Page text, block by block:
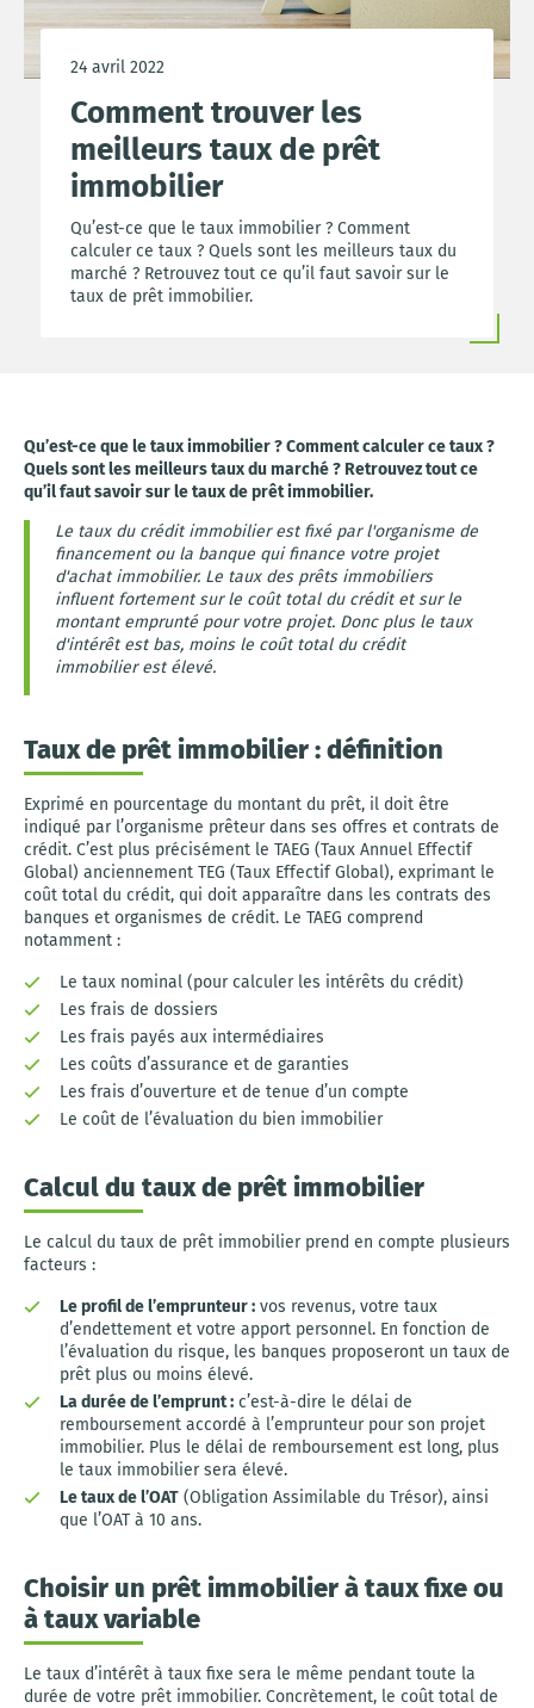
24 avril 2022
Comment trouver les
meilleurs taux de prêt
immobilier
Qu’est-ce que le taux immobilier ? Comment
calculer ce taux ? Quels sont les meilleurs taux du
marché ? Retrouvez tout ce qu’il faut savoir sur le
taux de prêt immobilier.
Qu’est-ce que le taux immobilier ? Comment calculer ce taux ?
Quels sont les meilleurs taux du marché ? Retrouvez tout ce
qu’il faut savoir sur le taux de prêt immobilier.
Le taux du crédit immobilier est fixé par l'organisme de
financement ou la banque qui finance votre projet
d'achat immobilier. Le taux des prêts immobiliers
influent fortement sur le coût total du crédit et sur le
montant emprunté pour votre projet. Donc plus le taux
d'intérêt est bas, moins le coût total du crédit
immobilier est élevé.
Taux de prêt immobilier : définition
Exprimé en pourcentage du montant du prêt, il doit être
indiqué par l’organisme prêteur dans ses offres et contrats de
crédit. C’est plus précisément le TAEG (Taux Annuel Effectif
Global) anciennement TEG (Taux Effectif Global), exprimant le
coût total du crédit, qui doit apparaître dans les contrats des
banques et organismes de crédit. Le TAEG comprend
notamment :
Le taux nominal (pour calculer les intérêts du crédit)
Les frais de dossiers
Les frais payés aux intermédiaires
Les coûts d’assurance et de garanties
Les frais d’ouverture et de tenue d’un compte
Le coût de l’évaluation du bien immobilier
Calcul du taux de prêt immobilier
Le calcul du taux de prêt immobilier prend en compte plusieurs
facteurs :
Le profil de l’emprunteur : vos revenus, votre taux
d’endettement et votre apport personnel. En fonction de
l’évaluation du risque, les banques proposeront un taux de
prêt plus ou moins élevé.
La durée de l’emprunt : c’est-à-dire le délai de
remboursement accordé à l’emprunteur pour son projet
immobilier. Plus le délai de remboursement est long, plus
le taux immobilier sera élevé.
Le taux de l’OAT (Obligation Assimilable du Trésor), ainsi
que l’OAT à 10 ans.
Choisir un prêt immobilier à taux fixe ou
à taux variable
Le taux d’intérêt à taux fixe sera le même pendant toute la
durée de votre prêt immobilier. Concrètement, le coût total de